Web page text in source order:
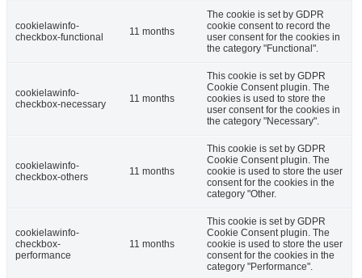
cookielawinfo-
checkbox-functional
11 months
The cookie is set by GDPR
cookie consent to record the
user consent for the cookies in
the category "Functional".
cookielawinfo-
checkbox-necessary
11 months
This cookie is set by GDPR
Cookie Consent plugin. The
cookies is used to store the
user consent for the cookies in
the category "Necessary".
cookielawinfo-
checkbox-others
11 months
This cookie is set by GDPR
Cookie Consent plugin. The
cookie is used to store the user
consent for the cookies in the
category "Other.
cookielawinfo-
checkbox-
performance
11 months
This cookie is set by GDPR
Cookie Consent plugin. The
cookie is used to store the user
consent for the cookies in the
category "Performance".